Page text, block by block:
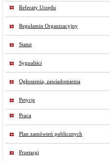
Referaty Urzędu
Regulamin Organizacyjny
Statut
Sygnaliści
Ogłoszenia, zawiadomienia
Petycje
Praca
Plan zamówień publicznych
Przetargi